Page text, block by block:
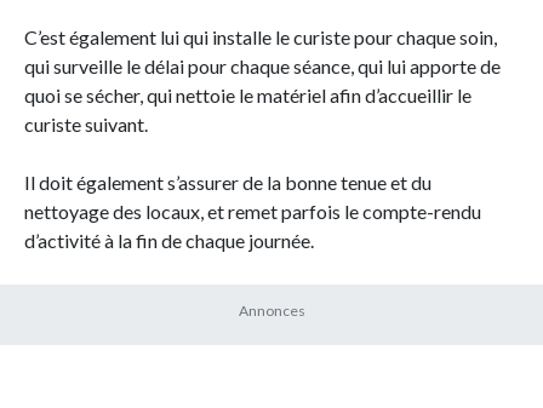
C’est également lui qui installe le curiste pour chaque soin,
qui surveille le délai pour chaque séance, qui lui apporte de
quoi se sécher, qui nettoie le matériel afin d’accueillir le
curiste suivant.
Il doit également s’assurer de la bonne tenue et du
nettoyage des locaux, et remet parfois le compte-rendu
d’activité à la fin de chaque journée.